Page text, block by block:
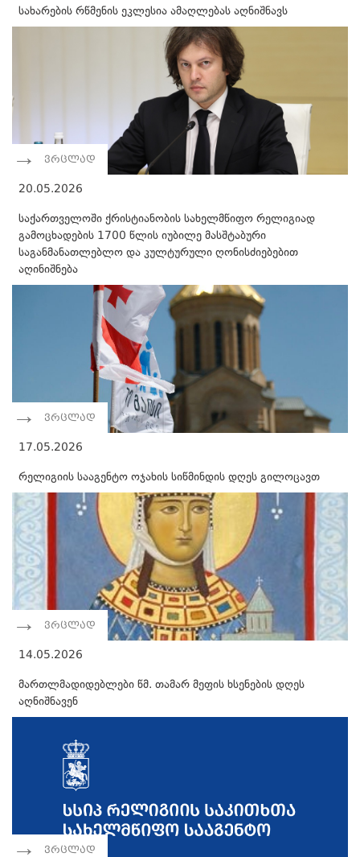
სახარების რწმენის ეკლესია ამაღლებას აღნიშნავს
ვრცლად
20.05.2026
საქართველოში ქრისტიანობის სახელმწიფო რელიგიად
გამოცხადების 1700 წლის იუბილე მასშტაბური
საგანმანათლებლო და კულტურული ღონისძიებებით
აღინიშნება
ვრცლად
17.05.2026
რელიგიის სააგენტო ოჯახის სიწმინდის დღეს გილოცავთ
ვრცლად
14.05.2026
მართლმადიდებლები წმ. თამარ მეფის ხსენების დღეს
აღნიშნავენ
ვრცლად